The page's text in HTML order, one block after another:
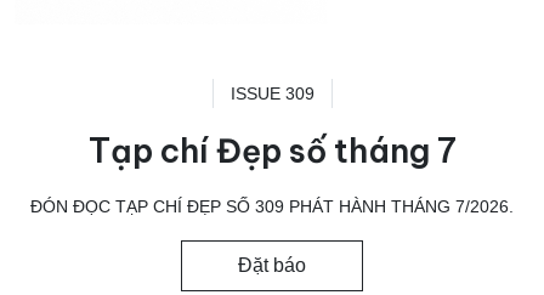
ISSUE 309
Tạp chí Đẹp số tháng 7
ĐÓN ĐỌC TẠP CHÍ ĐẸP SỐ 309 PHÁT HÀNH THÁNG 7/2026.
Đặt báo